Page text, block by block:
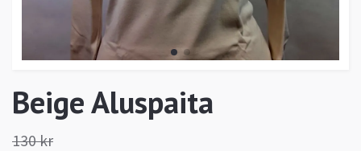
Beige Aluspaita
130 kr